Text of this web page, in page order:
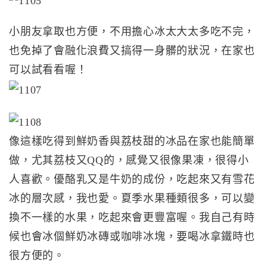
小朋友拿取也方便，不用擔心冰太大太多吃不完，
也免掉了會融化浪費又搞得一身髒的狀況，在家也
可以試看看喔！
像這樣吃得到鮮奶香與荔枝甜的冰品在家也能簡單
做，尤其荔枝又QQ的，感覺又很像果凍，很得小
人喜歡。優酪乳又是牛奶的成份，吃起來又有雪花
冰的層次感，我也愛。夏季水果種類很多，可以變
換不一樣的水果，吃起來會更豐富喔。我自己有時
候也會冰個鮮奶冰磚或咖啡冰塊，要喝冰拿鐵時也
很方便的。